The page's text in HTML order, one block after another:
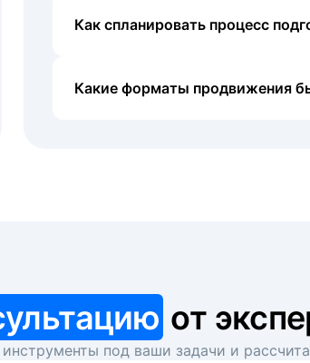
Как спланировать процесс
Какие форматы продвижения
от
под ваши задачи и